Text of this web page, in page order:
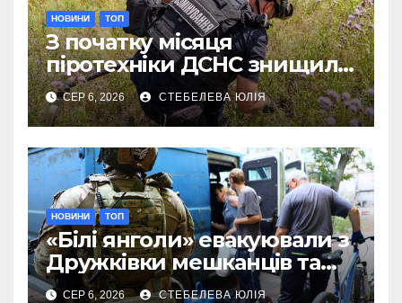
НОВИНИ ТОП
З початку місяця
піротехніки ДСНС знищили
18 вибухонебезпечних
предметів
СЕР 6, 2026 СТЕБЕЛЕВА ЮЛІЯ
НОВИНИ ТОП
«Білі янголи» евакуювали з
Дружківки мешканців та
їхніх домашніх улюбленців
СЕР 6, 2026 СТЕБЕЛЕВА ЮЛІЯ